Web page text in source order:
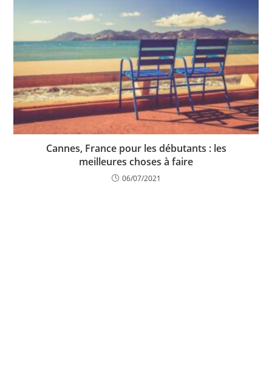
Cannes, France pour les débutants : les
meilleures choses à faire
06/07/2021